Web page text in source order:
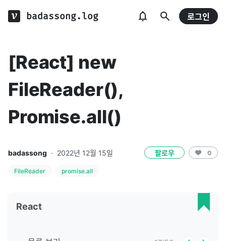
badassong.log 로그인
[React] new
FileReader(),
Promise.all()
badassong · 2022년 12월 15일 팔로우 0
FileReader promise.all
React